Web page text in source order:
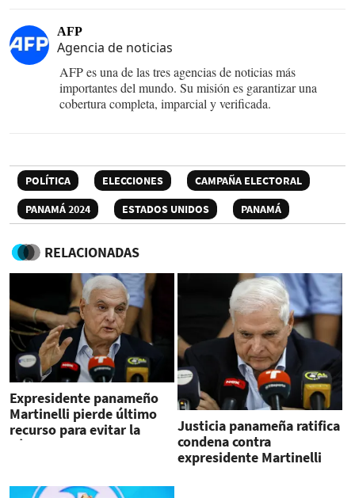
AFP
Agencia de noticias
AFP es una de las tres agencias de noticias más
importantes del mundo. Su misión es garantizar una
cobertura completa, imparcial y verificada.
POLÍTICA ELECCIONES
CAMPAÑA ELECTORAL
PANAMÁ 2024
ESTADOS UNIDOS PANAMÁ
RELACIONADAS
Expresidente panameño
Martinelli pierde último
recurso para evitar la
cárcel
Justicia panameña ratifica
condena contra
expresidente Martinelli